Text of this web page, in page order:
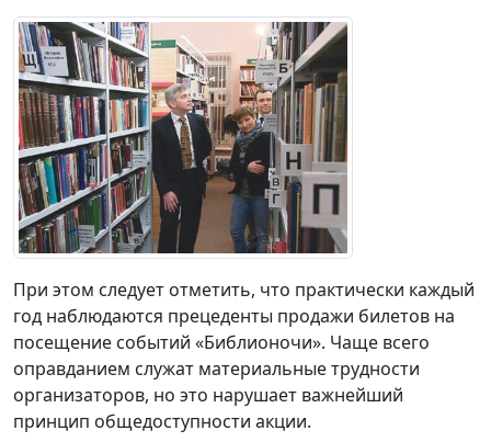
При этом следует отметить, что практически каждый
год наблюдаются прецеденты продажи билетов на
посещение событий «Библионочи». Чаще всего
оправданием служат материальные трудности
организаторов, но это нарушает важнейший
принцип общедоступности акции.